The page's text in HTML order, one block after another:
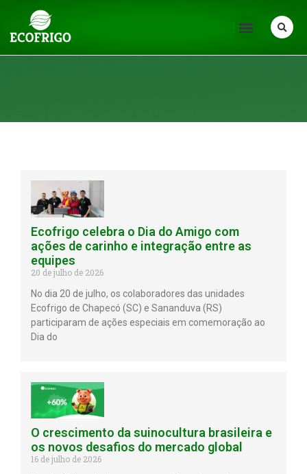
Ecofrigo celebra o Dia do Amigo com
ações de carinho e integração entre as
equipes
20 de julho de 2026
No dia 20 de julho, os colaboradores das unidades
Ecofrigo de Chapecó (SC) e Sananduva (RS)
participaram de ações especiais em comemoração ao
Dia do
O crescimento da suinocultura brasileira e
os novos desafios do mercado global
16 de julho de 2026